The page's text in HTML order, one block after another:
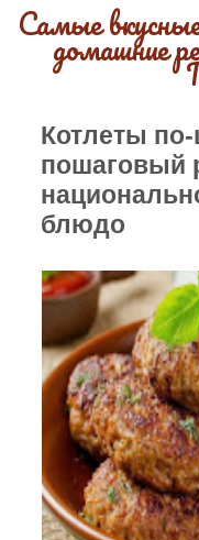
Самые
домашние
Котлеты
пошаговый
блюдо